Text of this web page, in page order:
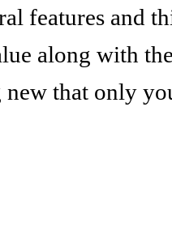
features and
along with
new that only